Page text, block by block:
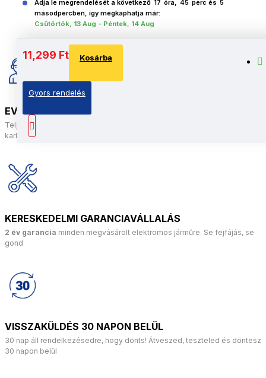
Adja le megrendelését a következő 17 óra, 45 perc és 4
másodpercben, így megkaphatja már:
Csütörtök, 13 Aug - Péntek, 14 Aug
11,299 Ft Kosárba
Gyors rendelés
EV-DOCTOR MŰHELY
Teljes szakértői csapat az elektromos járművek javításához és
karbantartásához
KERESKEDELMI GARANCIAVÁLLALÁS
2 év garancia minden megvásárolt elektromos járműre. Se fejfájás, se
gond
VISSZAKÜLDÉS 30 NAPON BELÜL
30 nap áll rendelkezésedre, hogy dönts! Átveszed, teszteled és döntesz
30 napon belül